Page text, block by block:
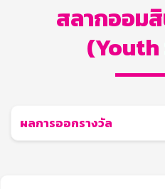
สลากออม
ผลการออกรางวัล